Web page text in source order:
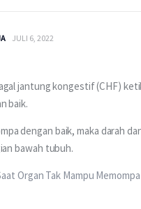
JULI 6, 2022
jantung kongestif (CHF)
baik.
dengan baik, maka darah
bawah tubuh.
Organ Tak Mampu